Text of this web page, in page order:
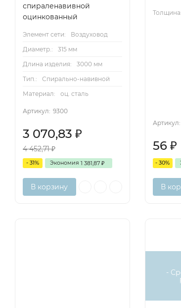
спираленавивной
оцинкованный
Элемент сети:
Воздуховод
Диаметр.:
315 мм
Длина изделия:
3000 мм
Тип.:
Спирально-навивной
Материал:
оц. сталь
Артикул: 9300
3 070,83 ₽
4 452,71₽
- 31% Экономия 1 381,87 ₽
В корзину
Толщина:
Артикул:
56 ₽
- 30%
В
-